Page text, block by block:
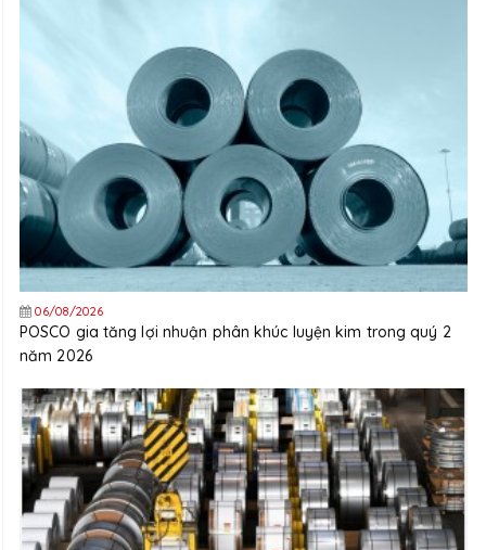
06/08/2026
POSCO gia tăng lợi nhuận phân khúc luyện kim trong quý 2
năm 2026